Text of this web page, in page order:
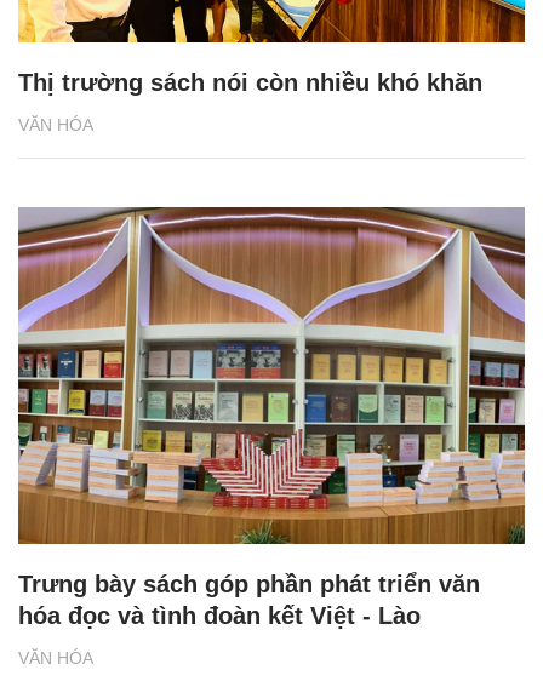
VĂN HÓA
Thị trường sách nói còn nhiều khó khăn
VĂN HÓA
Trưng bày sách góp phần phát triển văn
hóa đọc và tình đoàn kết Việt - Lào